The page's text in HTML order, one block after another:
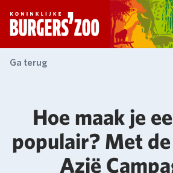
- Homepagina
Ga terug
Hoe maak je
populair? Met
Azië